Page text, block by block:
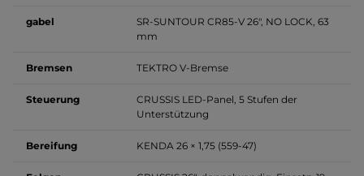
gabel
SR-SUNTOUR CR85-V 26", NO LOCK, 63
mm
Bremsen TEKTRO V-Bremse
Steuerung
CRUSSIS LED-Panel, 5 Stufen der
Unterstützung
Bereifung KENDA 26 × 1,75 (559-47)